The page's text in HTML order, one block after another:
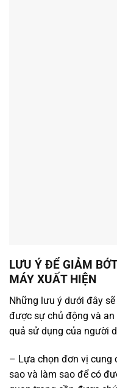
LƯU Ý ĐỂ GIẢM
MÁY XUẤT HIỆN
Những lưu ý dưới đây
được sự chủ động và
quả sử dụng của người
– Lựa chọn đơn vị cung
sao và làm sao để có